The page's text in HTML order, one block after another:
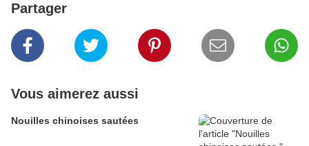
Partager
Vous aimerez aussi
Nouilles chinoises sautées